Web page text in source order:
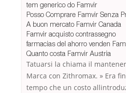
tem generico do Famvir
Posso Comprare Famvir Senza
A buon mercato Famvir Canada
Famvir acquisto contrassegno
farmacias del ahorro venden
Quanto costa Famvir Austria
Tatuarsi la chiama il
Marca con Zithromax. » Era
tempo che un costo